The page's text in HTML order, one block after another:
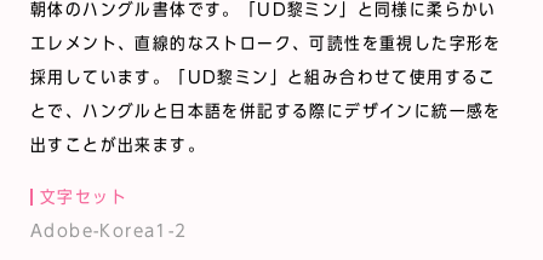
朝体のハングル書体です。「UD黎ミン」と同様に柔らかい
エレメント、直線的なストローク、可読性を重視した字形を
採用しています。「UD黎ミン」と組み合わせて使用するこ
とで、ハングルと日本語を併記する際にデザインに統一感を
出すことが出来ます。
文字セット
Adobe-Korea1-2